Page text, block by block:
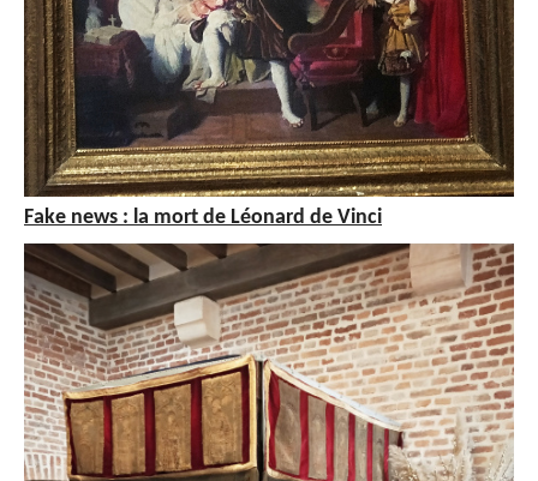
Fake news : la mort de Léonard de Vinci